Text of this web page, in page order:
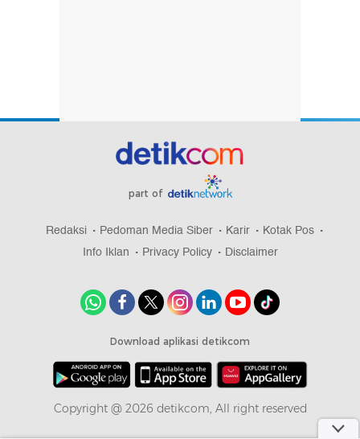
part of
Redaksi Pedoman Media Siber Karir
Kotak Pos
Info Iklan
Privacy Policy Disclaimer
Download aplikasi detikcom
Copyright @ 2026 detikcom, All right reserved